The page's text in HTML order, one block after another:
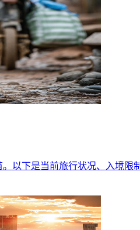
以下是当前旅行状况、入境限